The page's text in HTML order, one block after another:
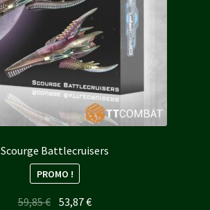
Scourge Battlecruisers
PROMO !
59,85€ Le
53,87€Le